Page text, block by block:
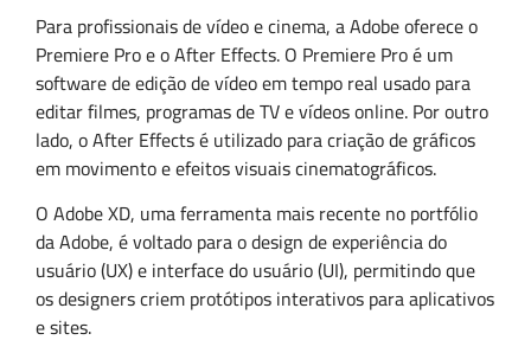
Para profissionais de vídeo e cinema, a Adobe oferece o
Premiere Pro e o After Effects. O Premiere Pro é um
software de edição de vídeo em tempo real usado para
editar filmes, programas de TV e vídeos online. Por outro
lado, o After Effects é utilizado para criação de gráficos
em movimento e efeitos visuais cinematográficos.
O Adobe XD, uma ferramenta mais recente no portfólio
da Adobe, é voltado para o design de experiência do
usuário (UX) e interface do usuário (UI), permitindo que
os designers criem protótipos interativos para aplicativos
e sites.